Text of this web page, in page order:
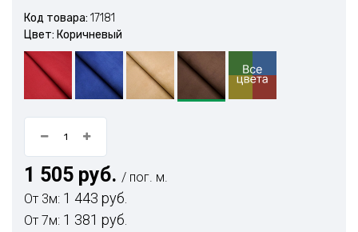
Код товара: 17181
Цвет: Коричневый
1 505 руб. / пог. м.
От 3м: 1 443 руб.
От 7м: 1 381 руб.